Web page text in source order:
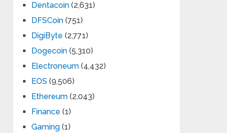
Dentacoin (2,631)
DFSCoin (751)
DigiByte (2,771)
Dogecoin (5,310)
Electroneum (4,432)
EOS (9,506)
Ethereum (2,043)
Finance (1)
Gaming (1)